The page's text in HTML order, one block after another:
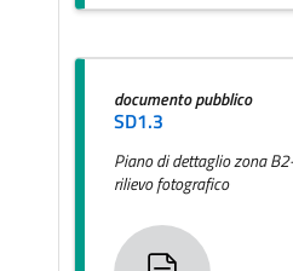
documento pubblico
SD1.3
Piano di dettaglio zona
rilievo fotografico